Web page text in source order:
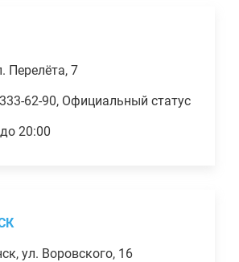
Перелёта, 7
62-90, Официальный статус
20:00
ул. Воровского, 16